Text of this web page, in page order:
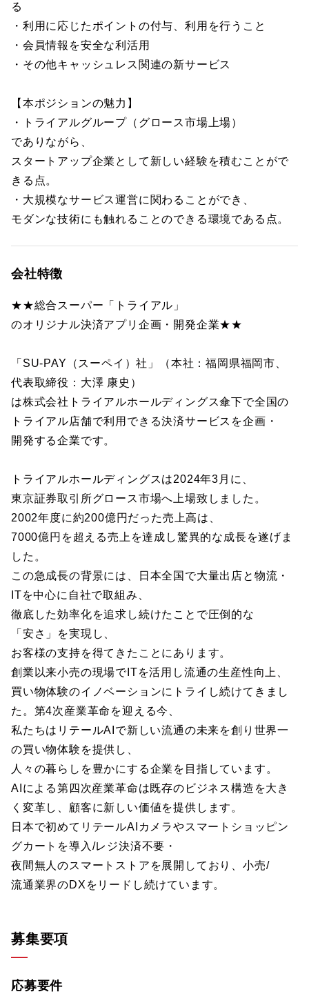
る
・利用に応じたポイントの付与、利用を行うこと
・会員情報を安全な利活用
・その他キャッシュレス関連の新サービス
【本ポジションの魅力】
・トライアルグループ（グロース市場上場）
でありながら、
スタートアップ企業として新しい経験を積むことがで
きる点。
・大規模なサービス運営に関わることができ、
モダンな技術にも触れることのできる環境である点。
会社特徴
★★総合スーパー「トライアル」
のオリジナル決済アプリ企画・開発企業★★
「SU-PAY（スーペイ）社」（本社：福岡県福岡市、
代表取締役：大澤 康史）
は株式会社トライアルホールディングス傘下で全国の
トライアル店舗で利用できる決済サービスを企画・
開発する企業です。
トライアルホールディングスは2024年3月に、
東京証券取引所グロース市場へ上場致しました。
2002年度に約200億円だった売上高は、
7000億円を超える売上を達成し驚異的な成長を遂げま
した。
この急成長の背景には、日本全国で大量出店と物流・
ITを中心に自社で取組み、
徹底した効率化を追求し続けたことで圧倒的な
「安さ」を実現し、
お客様の支持を得てきたことにあります。
創業以来小売の現場でITを活用し流通の生産性向上、
買い物体験のイノベーションにトライし続けてきまし
た。第4次産業革命を迎える今、
私たちはリテールAIで新しい流通の未来を創り世界一
の買い物体験を提供し、
人々の暮らしを豊かにする企業を目指しています。
AIによる第四次産業革命は既存のビジネス構造を大き
く変革し、顧客に新しい価値を提供します。
日本で初めてリテールAIカメラやスマートショッピン
グカートを導入/レジ決済不要・
夜間無人のスマートストアを展開しており、小売/
流通業界のDXをリードし続けています。
募集要項
応募要件